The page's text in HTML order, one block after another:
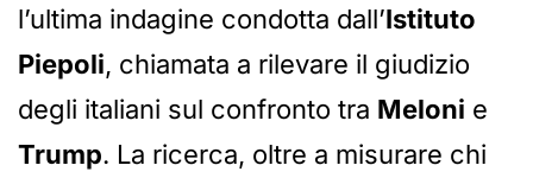
l’ultima indagine condotta dall’Istituto
Piepoli, chiamata a rilevare il giudizio
degli italiani sul confronto tra Meloni e
Trump. La ricerca, oltre a misurare chi